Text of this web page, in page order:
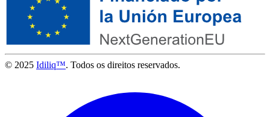
© 2025 Idiliq™. Todos os direitos reservados.